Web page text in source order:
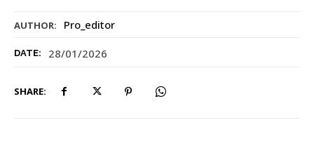
AUTHOR: Pro_editor
DATE: 28/01/2026
SHARE: